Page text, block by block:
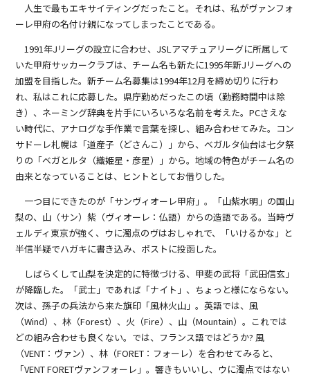
人生で最もエキサイティングだったこと。それは、私がヴァンフォ
ーレ甲府の名付け親になってしまったことである。
1991年Jリーグの設立に合わせ、JSLアマチュアリーグに所属して
いた甲府サッカークラブは、チーム名も新たに1995年新Jリーグへの
加盟を目指した。新チーム名募集は1994年12月を締め切りに行わ
れ、私はこれに応募した。県庁勤めだったこの頃（勤務時間中は除
き）、ネーミング辞典を片手にいろいろな名前を考えた。PCさえな
い時代に、アナログな手作業で言葉を探し、組み合わせてみた。コン
サドーレ札幌は「道産子（どさんこ）」から、ベガルタ仙台は七夕祭
りの「ベガとルタ（織姫星・彦星）」から。地域の特色がチーム名の
由来となっていることは、ヒントとしてお借りした。
一つ目にできたのが「サンヴィオーレ甲府」。「山紫水明」の国山
梨の、山（サン）紫（ヴィオーレ：仏語）からの造語である。当時ヴ
ェルディ東京が強く、ウに濁点のヴはおしゃれで、「いけるかな」と
半信半疑でハガキに書き込み、ポストに投函した。
しばらくして山梨を決定的に特徴づける、甲斐の武将「武田信玄」
が降臨した。「武士」であれば「ナイト」、ちょっと様にならない。
次は、孫子の兵法から来た旗印「風林火山」。英語では、風
（Wind）、林（Forest）、火（Fire）、山（Mountain）。これでは
どの組み合わせも良くない。では、フランス語ではどうか? 風
（VENT：ヴァン）、林（FORET：フォーレ）を合わせてみると、
「VENT FORETヴァンフォーレ」。響きもいいし、ウに濁点ではない